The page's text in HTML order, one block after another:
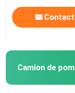
Contact
Camion de